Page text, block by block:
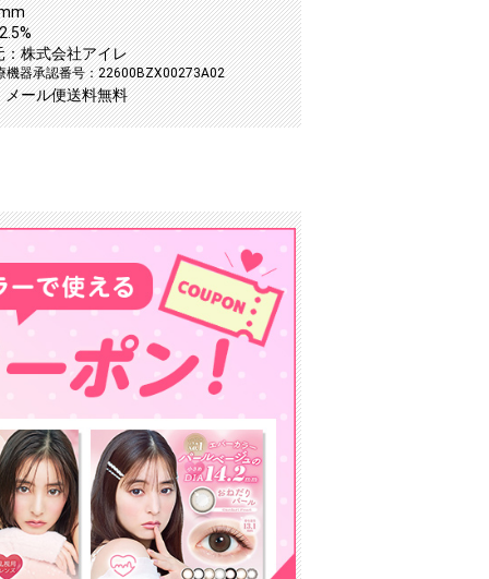
：株式会社アイレ
機器承認番号：22600BZX00273A02
メール便送料無料